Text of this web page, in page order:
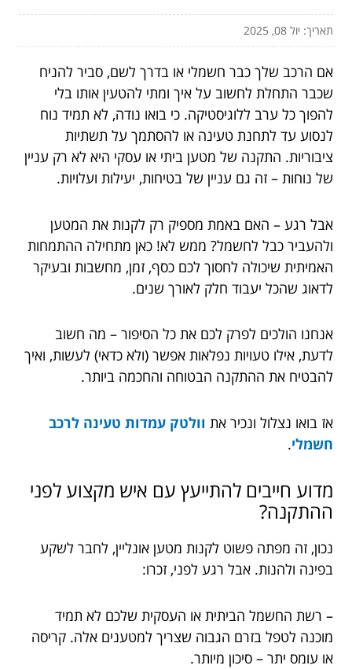
תאריך: יול 08, 2025
אם הרכב שלך כבר חשמלי או בדרך לשם, סביר להניח
שכבר התחלת לחשוב על איך ומתי להטעין אותו בלי
להפוך כל ערב ללוגיסטיקה. כי בואו נודה, לא תמיד נוח
לנסוע עד לתחנת טעינה או להסתמך על תשתיות
ציבוריות. התקנה של מטען ביתי או עסקי היא לא רק עניין
של נוחות – זה גם עניין של בטיחות, יעילות ועלויות.
אבל רגע – האם באמת מספיק רק לקנות את המטען
ולהעביר כבל לחשמל? ממש לא! כאן מתחילה ההתמחות
האמיתית שיכולה לחסוך לכם כסף, זמן, מחשבות ובעיקר
לדאוג שהכל יעבוד חלק לאורך שנים.
אנחנו הולכים לפרק לכם את כל הסיפור – מה חשוב
לדעת, אילו טעויות נפלאות אפשר (ולא כדאי) לעשות, ואיך
להבטיח את ההתקנה הבטוחה והחכמה ביותר.
אז בואו נצלול ונכיר את וולטק עמדות טעינה לרכב
חשמלי.
מדוע חייבים להתייעץ עם איש מקצוע לפני
ההתקנה?
נכון, זה מפתה פשוט לקנות מטען אונליין, לחבר לשקע
בפינה ולהנות. אבל רגע לפני, זכרו:
– רשת החשמל הביתית או העסקית שלכם לא תמיד
מוכנה לטפל בזרם הגבוה שצריך למטענים אלה. קריסה
או עומס יתר – סיכון מיותר.